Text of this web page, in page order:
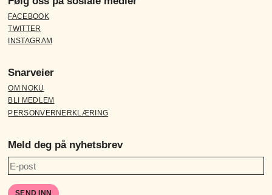
FACEBOOK
TWITTER
INSTAGRAM
Snarveier
OM NOKU
BLI MEDLEM
PERSONVERNERKLÆRING
Meld deg på nyhetsbrev
SEND INN